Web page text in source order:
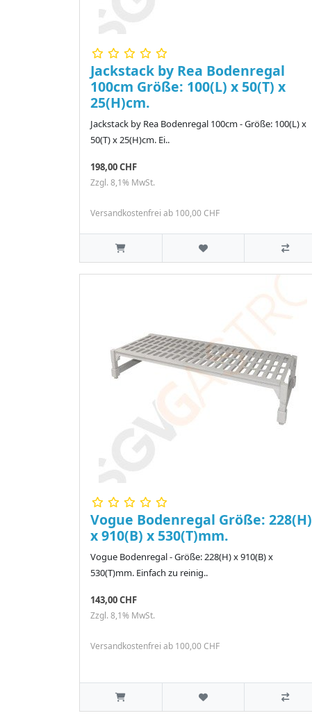
Jackstack by Rea Bodenregal
100cm Größe: 100(L) x 50(T) x
25(H)cm.
Jackstack by Rea Bodenregal 100cm - Größe: 100(L) x
50(T) x 25(H)cm. Ei..
198,00 CHF
Zzgl. 8,1% MwSt.
Versandkostenfrei ab 100,00 CHF
Vogue Bodenregal Größe: 228(H)
x 910(B) x 530(T)mm.
Vogue Bodenregal - Größe: 228(H) x 910(B) x
530(T)mm. Einfach zu reinig..
143,00 CHF
Zzgl. 8,1% MwSt.
Versandkostenfrei ab 100,00 CHF